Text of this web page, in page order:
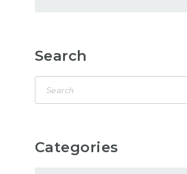
Search
Categories